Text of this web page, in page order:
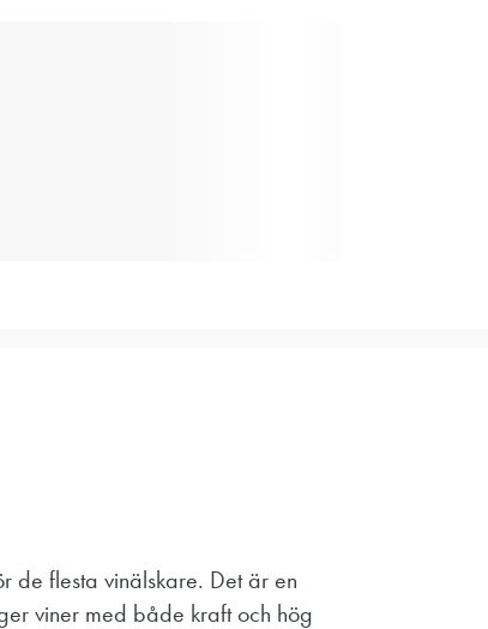
de flesta vinälskare. Det är en
viner med både kraft och hög